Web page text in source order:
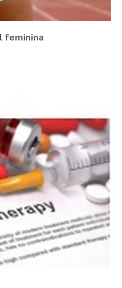
feminina